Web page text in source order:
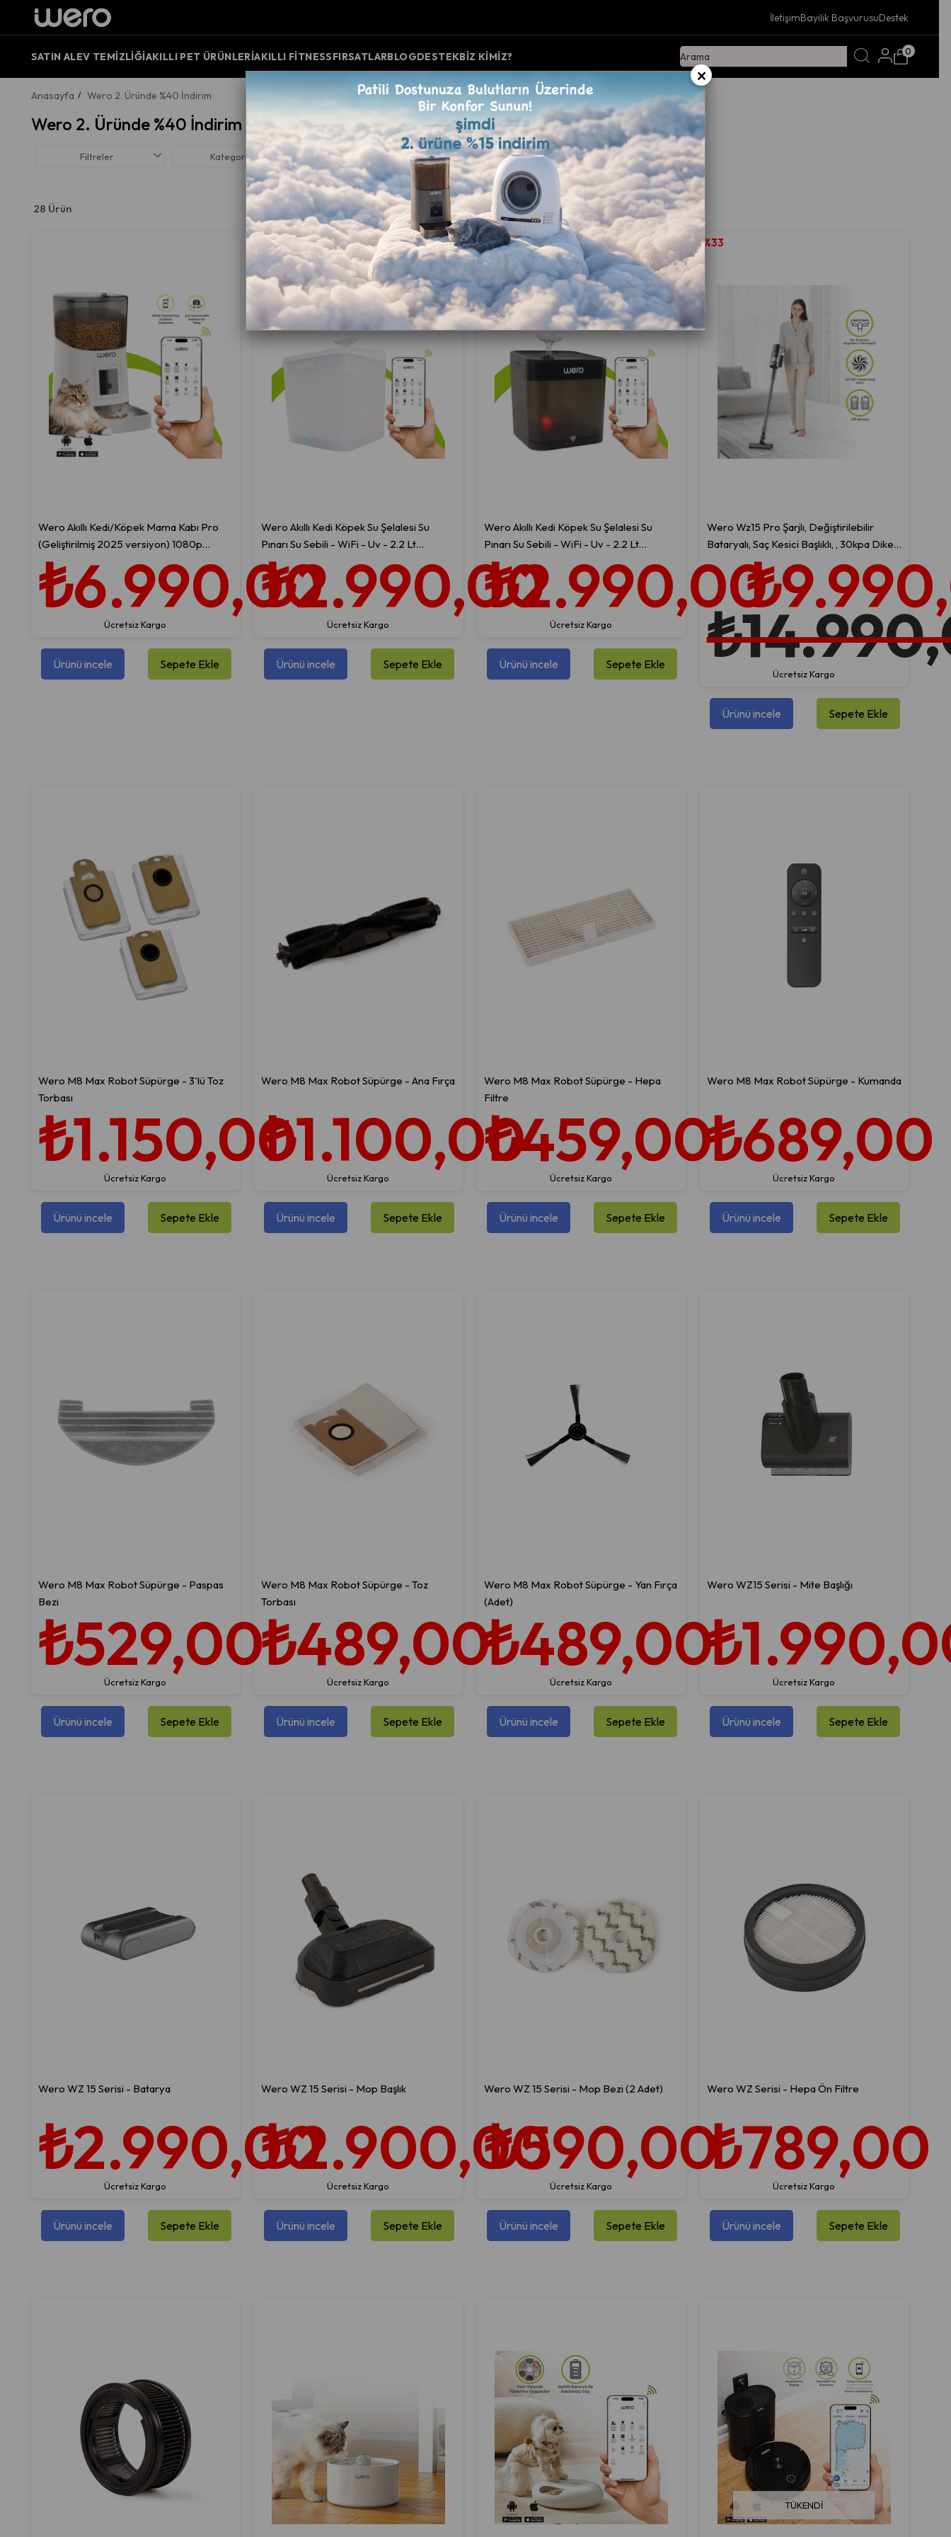
İletişimBayilik BaşvurusuDestek
SATIN ALEV TEMIZLIĞIAKILLI PET ÜRÜNLERIAKILLI FITNESSFIRSATLARBLOGDESTEKBIZ KIMIZ? 0
Anasayfa Wero 2. Üründe %40 İndirim
Wero 2. Üründe %40 İndirim
Filtreler Kategoriler
28 Ürün
Wero Akıllı Kedi/Köpek Mama Kabı Pro
(Geliştirilmiş 2025 versiyon) 1080p
Ayarlanabilir Kamera, 6 Lt, Wifi Kontrol,
Pet Feeder, Metal Kase, Beyaz
₺6.990,00
Sepete Ekle
Ürünü incele
Ücretsiz Kargo
Wero Akıllı Kedi Köpek Su Şelalesi Su
Pınarı Su Sebili - WiFi - Uv - 2.2 Lt
Otomatik Su Temizleme – Beyaz
₺2.990,00
Sepete Ekle
Ürünü incele
Ücretsiz Kargo
Wero Akıllı Kedi Köpek Su Şelalesi Su
Pınarı Su Sebili - WiFi - Uv - 2.2 Lt
Otomatik Su Temizleme – Siyah
₺2.990,00
Sepete Ekle
Ürünü incele
Ücretsiz Kargo
Wero Wz15 Pro Şarjlı, Değiştirilebilir
Bataryalı, Saç Kesici Başlıklı, , 30kpa Dikey
Süpürge-Yedek Bataryalı
Sepete Ekle
Ürünü incele
%33
Ücretsiz Kargo
Wero M8 Max Robot Süpürge - 3'lü Toz
Torbası
₺1.150,00
Sepete Ekle
Ürünü incele
Ücretsiz Kargo
Wero M8 Max Robot Süpürge - Ana Fırça
₺1.100,00
Sepete Ekle
Ürünü incele
Ücretsiz Kargo
Wero M8 Max Robot Süpürge - Hepa
Filtre
₺459,00
Sepete Ekle
Ürünü incele
Ücretsiz Kargo
Wero M8 Max Robot Süpürge - Kumanda
₺689,00
Sepete Ekle
Ürünü incele
Ücretsiz Kargo
Wero M8 Max Robot Süpürge - Paspas
Bezi
₺529,00
Sepete Ekle
Ürünü incele
Ücretsiz Kargo
Wero M8 Max Robot Süpürge - Toz
Torbası
₺489,00
Sepete Ekle
Ürünü incele
Ücretsiz Kargo
Wero M8 Max Robot Süpürge - Yan Fırça
(Adet)
₺489,00
Sepete Ekle
Ürünü incele
Ücretsiz Kargo
Wero WZ15 Serisi - Mite Başlığı
Sepete Ekle
Ürünü incele
Ücretsiz Kargo
Wero WZ 15 Serisi - Batarya
₺2.990,00
Sepete Ekle
Ürünü incele
Ücretsiz Kargo
Wero WZ 15 Serisi - Mop Başlık
₺2.900,00
Sepete Ekle
Ürünü incele
Ücretsiz Kargo
Wero WZ 15 Serisi - Mop Bezi (2 Adet)
₺590,00
Sepete Ekle
Ürünü incele
Ücretsiz Kargo
Wero WZ Serisi - Hepa Ön Filtre
₺789,00
Sepete Ekle
Ürünü incele
Ücretsiz Kargo
TÜKENDI
×